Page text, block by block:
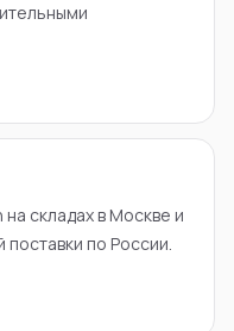
складах в Москве и
по России.